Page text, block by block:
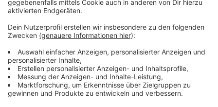
Die Landesregierung setzt dabei auf eine besondere
Bauweise und auf eine geschicktere Ausschreibung
der Ersatzneubauten. Beispiel: Die Brücke an der L 39
in Mönchengladbach-Wickrath steht nach nur zehn
Wochen Bauzeit kurz vor der Fertigstellung. Die 26
Meter lange Brücke wurde mit Hilfe einer